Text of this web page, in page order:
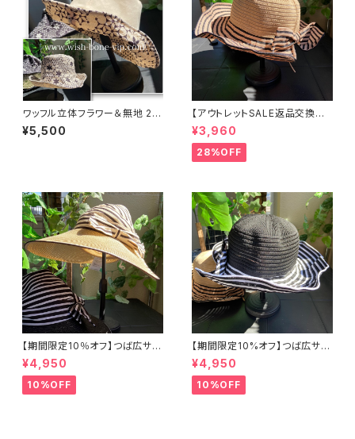
ワッフル立体フラワー＆無地 2w
ay リバーシブルハット・ワイヤー
入り変形ハット・フラワー帽子
¥5,500
【アウトレットSALE返品交換不
可8/20まで】つば広サマーハッ
ト・通気性・軽量 ワイヤー入りハ
ット ボーダー＆BIGリボン・女優
帽 UV/紫外線対策 レディースハ
¥3,960
28%OFF
【期間限定10％オフ】つば広サマ
ーハット・サンバイザー ボーダ
ー切り替え BIGリボン・女優帽
紫外線対策 レディースハット・帽
子【ベージュ】
¥4,950
10%OFF
【期間限定10%オフ】つば広サマ
ーハット・通気性・軽量 ワイヤー
入りハット ボーダー＆BIGリボ
ン・女優帽 紫外線/UV対策 レデ
ィースハット・帽子【ブラック】
¥4,950
10%OFF